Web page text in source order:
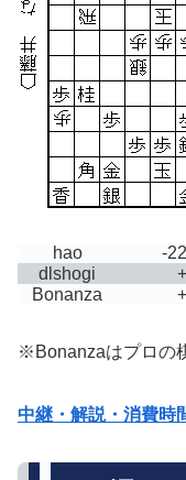
hao -
dlshogi
Bonanza
※Bonanzaはプロの
中継・解説・消費時